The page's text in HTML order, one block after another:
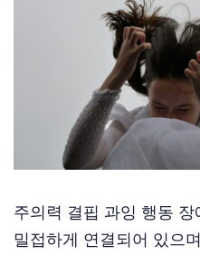
주의력 결핍 과잉 행동
밀접하게 연결되어 있으